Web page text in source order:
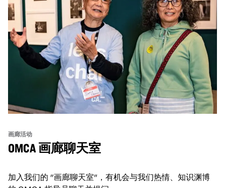
画廊活动
OMCA 画廊聊天室
加入我们的 "画廊聊天室"，有机会与我们热情、知识渊博